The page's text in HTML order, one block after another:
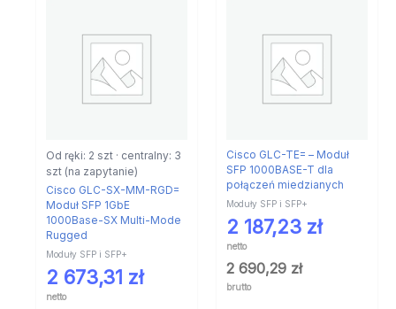
Od ręki: 2 szt · centralny: 3
szt (na zapytanie)
Cisco GLC-SX-MM-RGD=
Moduł SFP 1GbE
1000Base-SX Multi-Mode
Rugged
Moduły SFP i SFP+
2 673,31 zł
netto
Cisco GLC-TE= – Moduł
SFP 1000BASE-T dla
połączeń miedzianych
Moduły SFP i SFP+
2 187,23 zł
netto
2 690,29 zł
brutto